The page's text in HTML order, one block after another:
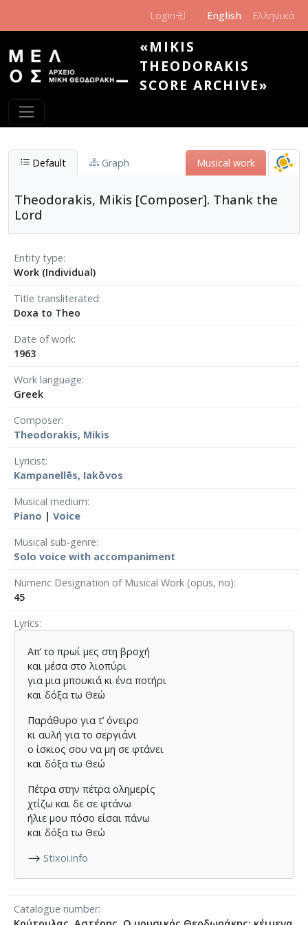
Login English Ελληνικά
«MIKIS
THEODORAKIS
SCORE ARCHIVE»
Default Graph Musical work
Theodorakis, Mikis [Composer]. Thank the
Lord
Entity type
Work (Individual)
Title transliterated
Doxa to Theo
Date of work
1963
Work language
Greek
Composer
Theodorakis, Mikis
Lyricist
Kampanellēs, Iakōvos
Musical medium
Piano | Voice
Musical sub-genre
Solo voice with accompaniment
Numeric Designation of Musical Work (opus, no)
45
Lyrics
Απ’ το πρωί μες στη βροχή
και μέσα στο λιοπύρι
για μια μπουκιά κι ένα ποτήρι
και δόξα τω Θεώ
Παράθυρο για τ’ όνειρο
κι αυλή για το σεργιάνι
ο ίσκιος σου να μη σε φτάνει
και δόξα τω Θεώ
Πέτρα στην πέτρα ολημερίς
χτίζω και δε σε φτάνω
ήλιε μου πόσο είσαι πάνω
και δόξα τω Θεώ
⟶ Stixoi.info
Catalogue number